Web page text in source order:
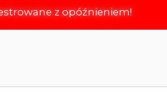
z opóźnieniem!